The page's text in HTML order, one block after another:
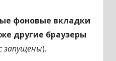
фоновые вкладки
другие браузеры
запущены).